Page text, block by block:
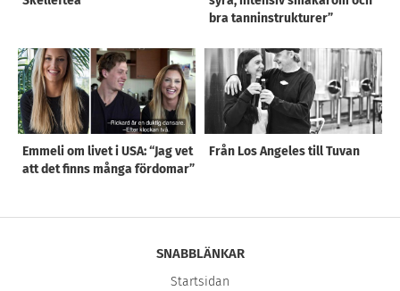
bra tanninstrukturer”
Emmeli om livet i USA: “Jag vet
att det finns många fördomar”
Från Los Angeles till Tuvan
SNABBLÄNKAR
Startsidan